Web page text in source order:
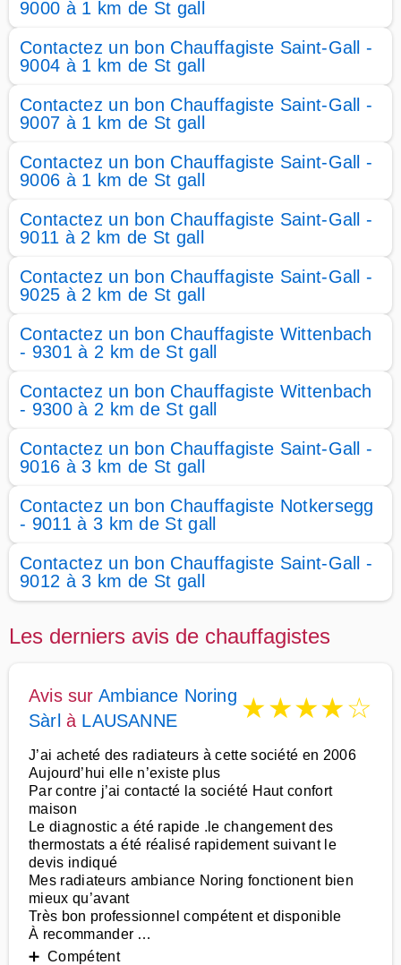
9000 à 1 km de St gall
Contactez un bon Chauffagiste Saint-Gall -
9004 à 1 km de St gall
Contactez un bon Chauffagiste Saint-Gall -
9007 à 1 km de St gall
Contactez un bon Chauffagiste Saint-Gall -
9006 à 1 km de St gall
Contactez un bon Chauffagiste Saint-Gall -
9011 à 2 km de St gall
Contactez un bon Chauffagiste Saint-Gall -
9025 à 2 km de St gall
Contactez un bon Chauffagiste Wittenbach
- 9301 à 2 km de St gall
Contactez un bon Chauffagiste Wittenbach
- 9300 à 2 km de St gall
Contactez un bon Chauffagiste Saint-Gall -
9016 à 3 km de St gall
Contactez un bon Chauffagiste Notkersegg
- 9011 à 3 km de St gall
Contactez un bon Chauffagiste Saint-Gall -
9012 à 3 km de St gall
Les derniers avis de chauffagistes
Avis sur Ambiance Noring
Sàrl à LAUSANNE ★★★★☆
J’ai acheté des radiateurs à cette société en 2006
Aujourd’hui elle n’existe plus
Par contre j’ai contacté la société Haut confort
maison
Le diagnostic a été rapide .le changement des
thermostats a été réalisé rapidement suivant le
devis indiqué
Mes radiateurs ambiance Noring fonctionent bien
mieux qu’avant
Très bon professionnel compétent et disponible
À recommander …
➕ Compétent